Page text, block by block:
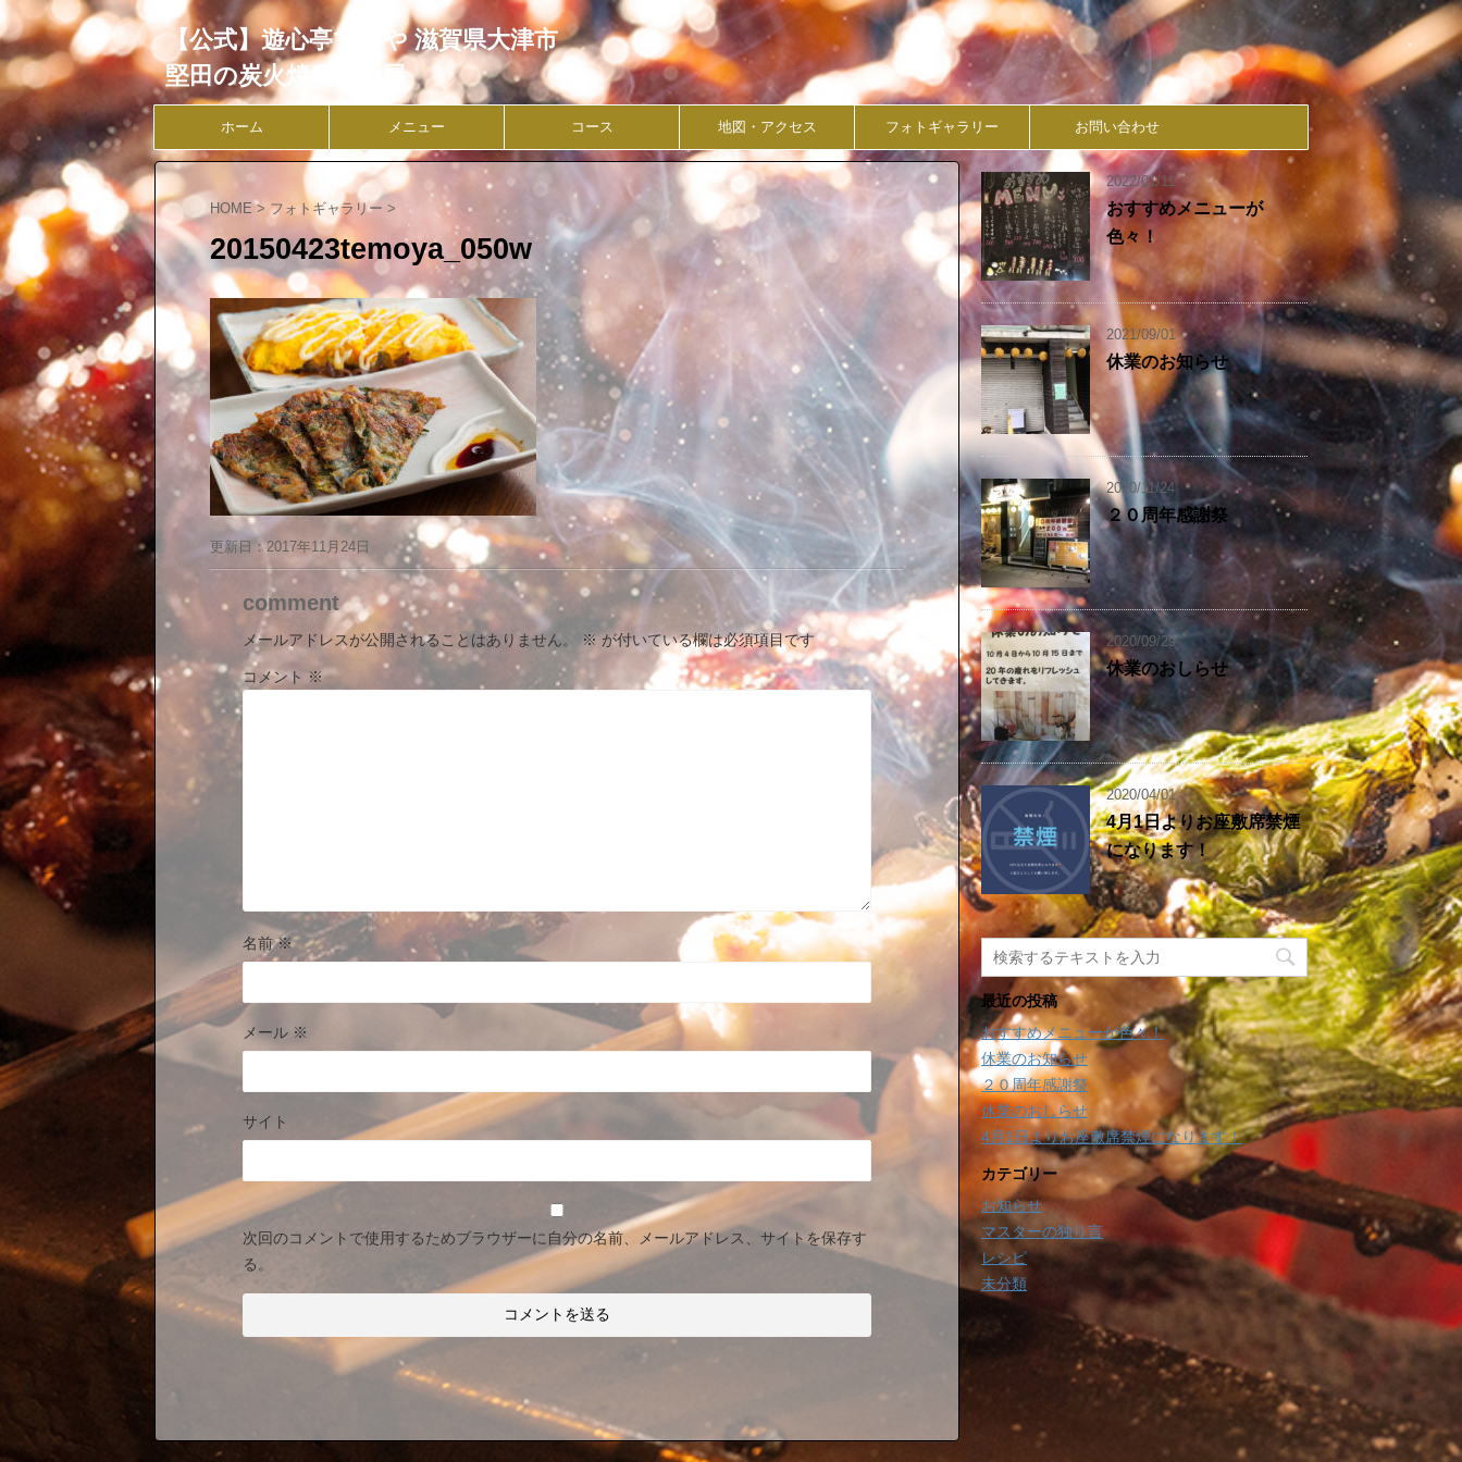
【公式】遊心亭てもや 滋賀県大津市
堅田の炭火焼鳥居酒屋
ホーム メニュー コース 地図・アクセス フォトギャラリー お問い合わせ
HOME> フォトギャラリー >
20150423temoya_050w
更新日：2017年11月24日
comment
メールアドレスが公開されることはありません。 ※が付いている欄は必須項目です
コメント ※
名前※
メール ※
サイト
次回のコメントで使用するためブラウザーに自分の名前、メールアドレス、サイトを保存す
る。
2022/01/11
おすすめメニューが
色々！
2021/09/01
休業のお知らせ
2020/11/24
２０周年感謝祭
2020/09/29
休業のおしらせ
2020/04/01
4月1日よりお座敷席禁煙
になります！
最近の投稿
おすすめメニューが色々！
休業のお知らせ
２０周年感謝祭
休業のおしらせ
4月1日よりお座敷席禁煙になります！
カテゴリー
お知らせ
マスターの独り言
レシピ
未分類